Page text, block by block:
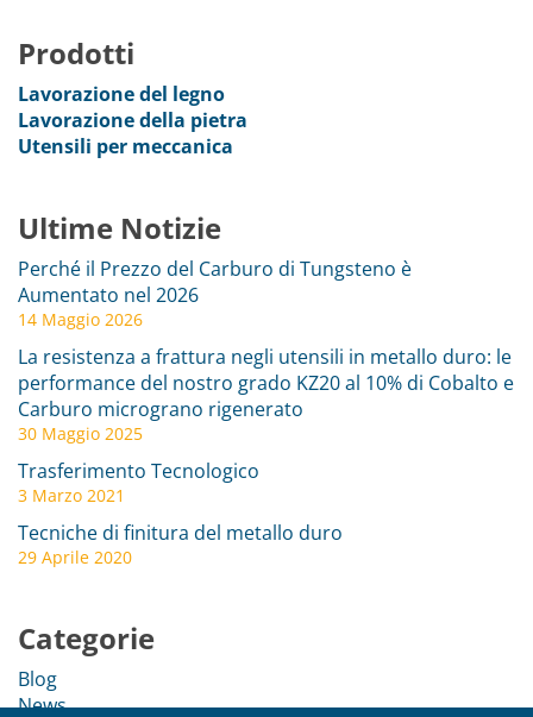
Prodotti
Lavorazione del legno
Lavorazione della pietra
Utensili per meccanica
Ultime Notizie
Perché il Prezzo del Carburo di Tungsteno è
Aumentato nel 2026
14 Maggio 2026
La resistenza a frattura negli utensili in metallo duro: le
performance del nostro grado KZ20 al 10% di Cobalto e
Carburo micrograno rigenerato
30 Maggio 2025
Trasferimento Tecnologico
3 Marzo 2021
Tecniche di finitura del metallo duro
29 Aprile 2020
Categorie
Blog
News